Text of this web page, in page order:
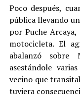
Poco después,
pública llevando
por Puche
motocicleta. El
abalanzó sobre
asestándole
vecino que
tuviera